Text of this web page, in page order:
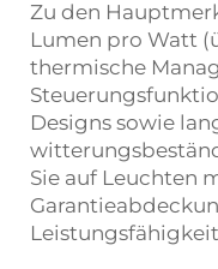
Zu den
Lumen pro Watt
thermische
Designs sowie
Sie auf Leuchten